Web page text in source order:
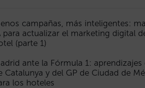
campañas, más inteligentes:
para actualizar el marketing digital
(parte 1)
ante la Fórmula 1: aprendizajes
Catalunya y del GP de Ciudad de
los hoteles